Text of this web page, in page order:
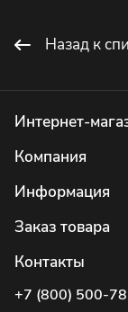
Назад к
Интернет-
Компания
Информация
Заказ товара
Контакты
+7 (800) 500-